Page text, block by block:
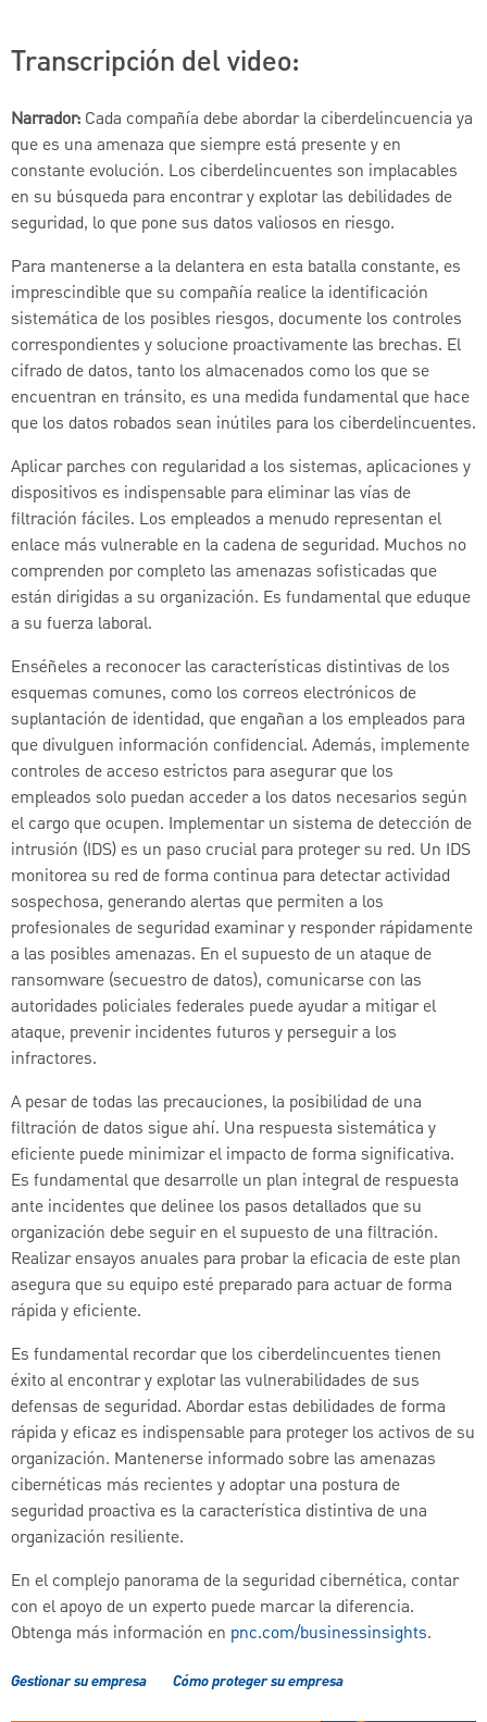
Transcripción del video:
Narrador: Cada compañía debe abordar la ciberdelincuencia ya
que es una amenaza que siempre está presente y en
constante evolución. Los ciberdelincuentes son implacables
en su búsqueda para encontrar y explotar las debilidades de
seguridad, lo que pone sus datos valiosos en riesgo.
Para mantenerse a la delantera en esta batalla constante, es
imprescindible que su compañía realice la identificación
sistemática de los posibles riesgos, documente los controles
correspondientes y solucione proactivamente las brechas. El
cifrado de datos, tanto los almacenados como los que se
encuentran en tránsito, es una medida fundamental que hace
que los datos robados sean inútiles para los ciberdelincuentes.
Aplicar parches con regularidad a los sistemas, aplicaciones y
dispositivos es indispensable para eliminar las vías de
filtración fáciles. Los empleados a menudo representan el
enlace más vulnerable en la cadena de seguridad. Muchos no
comprenden por completo las amenazas sofisticadas que
están dirigidas a su organización. Es fundamental que eduque
a su fuerza laboral.
Enséñeles a reconocer las características distintivas de los
esquemas comunes, como los correos electrónicos de
suplantación de identidad, que engañan a los empleados para
que divulguen información confidencial. Además, implemente
controles de acceso estrictos para asegurar que los
empleados solo puedan acceder a los datos necesarios según
el cargo que ocupen. Implementar un sistema de detección de
intrusión (IDS) es un paso crucial para proteger su red. Un IDS
monitorea su red de forma continua para detectar actividad
sospechosa, generando alertas que permiten a los
profesionales de seguridad examinar y responder rápidamente
a las posibles amenazas. En el supuesto de un ataque de
ransomware (secuestro de datos), comunicarse con las
autoridades policiales federales puede ayudar a mitigar el
ataque, prevenir incidentes futuros y perseguir a los
infractores.
A pesar de todas las precauciones, la posibilidad de una
filtración de datos sigue ahí. Una respuesta sistemática y
eficiente puede minimizar el impacto de forma significativa.
Es fundamental que desarrolle un plan integral de respuesta
ante incidentes que delinee los pasos detallados que su
organización debe seguir en el supuesto de una filtración.
Realizar ensayos anuales para probar la eficacia de este plan
asegura que su equipo esté preparado para actuar de forma
rápida y eficiente.
Es fundamental recordar que los ciberdelincuentes tienen
éxito al encontrar y explotar las vulnerabilidades de sus
defensas de seguridad. Abordar estas debilidades de forma
rápida y eficaz es indispensable para proteger los activos de su
organización. Mantenerse informado sobre las amenazas
cibernéticas más recientes y adoptar una postura de
seguridad proactiva es la característica distintiva de una
organización resiliente.
En el complejo panorama de la seguridad cibernética, contar
con el apoyo de un experto puede marcar la diferencia.
Obtenga más información en pnc.com/businessinsights.
Gestionar su empresa Cómo proteger su empresa